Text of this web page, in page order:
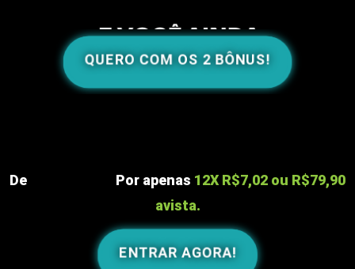
QUERO COM OS 2 BÔNUS!
De Por apenas 12X R$7,02 ou R$79,90
avista.
ENTRAR AGORA!